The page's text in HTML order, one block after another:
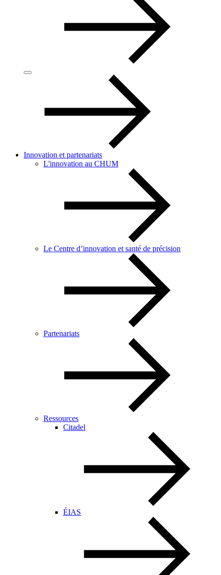
Innovation et partenariats
L'innovation au CHUM
Le Centre d’innovation et santé de précision
Partenariats
Ressources
Citadel
ÉIAS